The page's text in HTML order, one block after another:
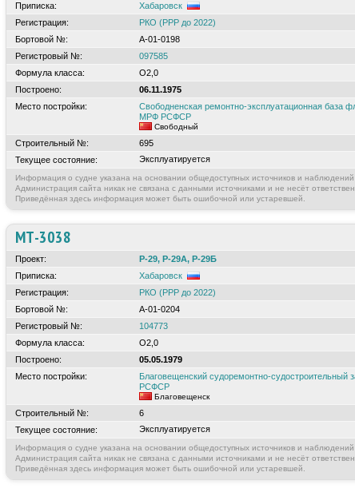
Приписка:
Хабаровск
Регистрация:
РКО (РРР до 2022)
Бортовой №:
А-01-0198
Регистровый №:
097585
Формула класса:
О2,0
Построено:
06.11.1975
Место постройки:
Свободненская ремонтно-эксплуатационная база
МРФ РСФСР
Свободный
Строительный №:
695
Текущее состояние:
Эксплуатируется
Информация о судне указана на основании общедоступных источников и наблюдений
Администрация сайта никак не связана с данными источниками и не несёт
Приведённая здесь информация может быть ошибочной или устаревшей.
МТ-3038
Проект:
Р-29, Р-29А, Р-29Б
Приписка:
Хабаровск
Регистрация:
РКО (РРР до 2022)
Бортовой №:
А-01-0204
Регистровый №:
104773
Формула класса:
О2,0
Построено:
05.05.1979
Место постройки:
Благовещенский судоремонтно-
РСФСР
Благовещенск
Строительный №:
6
Текущее состояние:
Эксплуатируется
Информация о судне указана на основании общедоступных источников и наблюдений
Администрация сайта никак не связана с данными источниками и не несёт
Приведённая здесь информация может быть ошибочной или устаревшей.